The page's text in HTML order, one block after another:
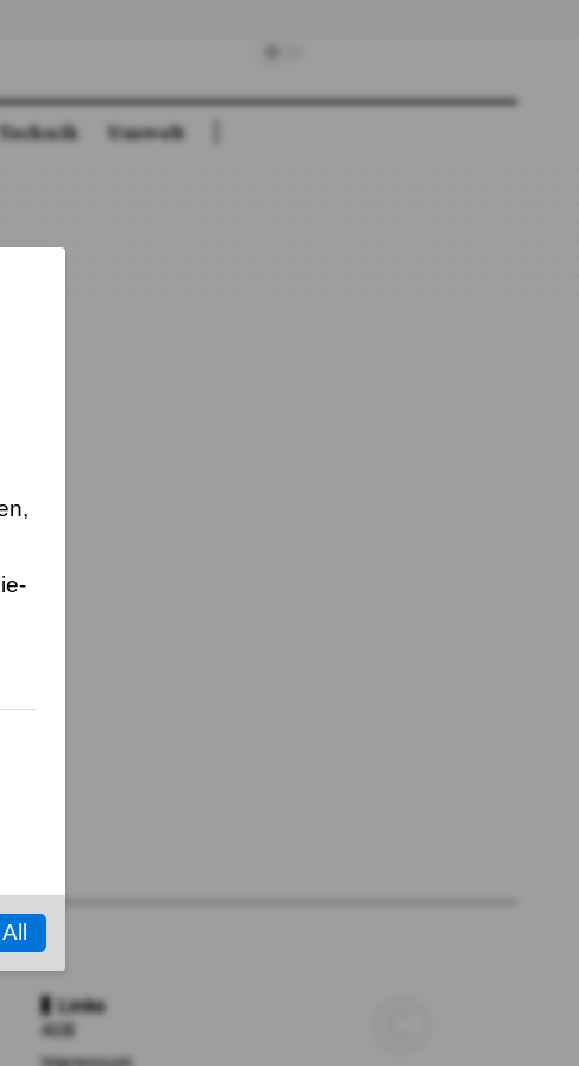
Technik Umwelt
Links
AGB